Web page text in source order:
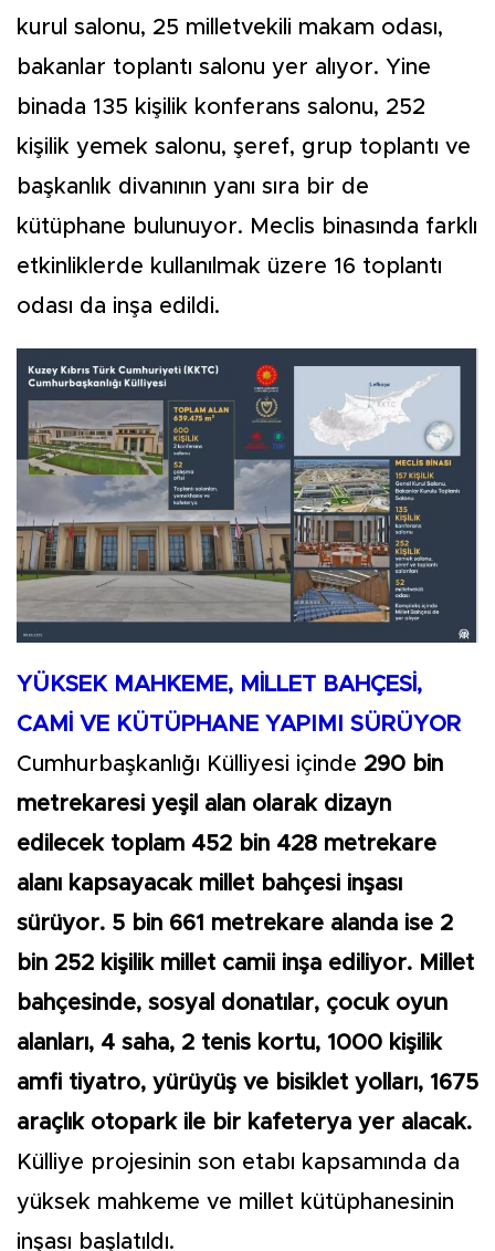
kurul salonu, 25 milletvekili makam odası,
bakanlar toplantı salonu yer alıyor. Yine
binada 135 kişilik konferans salonu, 252
kişilik yemek salonu, şeref, grup toplantı ve
başkanlık divanının yanı sıra bir de
kütüphane bulunuyor. Meclis binasında farklı
etkinliklerde kullanılmak üzere 16 toplantı
odası da inşa edildi.
YÜKSEK MAHKEME, MİLLET BAHÇESİ,
CAMİ VE KÜTÜPHANE YAPIMI SÜRÜYOR
Cumhurbaşkanlığı Külliyesi içinde 290 bin
metrekaresi yeşil alan olarak dizayn
edilecek toplam 452 bin 428 metrekare
alanı kapsayacak millet bahçesi inşası
sürüyor. 5 bin 661 metrekare alanda ise 2
bin 252 kişilik millet camii inşa ediliyor. Millet
bahçesinde, sosyal donatılar, çocuk oyun
alanları, 4 saha, 2 tenis kortu, 1000 kişilik
amfi tiyatro, yürüyüş ve bisiklet yolları, 1675
araçlık otopark ile bir kafeterya yer alacak.
Külliye projesinin son etabı kapsamında da
yüksek mahkeme ve millet kütüphanesinin
inşası başlatıldı.